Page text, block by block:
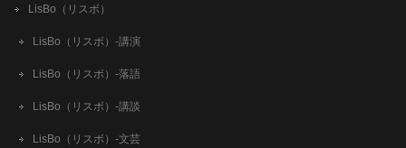
LisBo（リスボ）
LisBo（リスボ）-講演
LisBo（リスボ）-落語
LisBo（リスボ）-講談
LisBo（リスボ）-文芸